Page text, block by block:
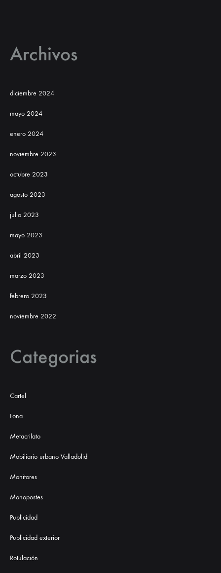
Archivos
diciembre 2024
mayo 2024
enero 2024
noviembre 2023
octubre 2023
agosto 2023
julio 2023
mayo 2023
abril 2023
marzo 2023
febrero 2023
noviembre 2022
Categorias
Cartel
Lona
Metacrilato
Mobiliario urbano Valladolid
Monitores
Monopostes
Publicidad
Publicidad exterior
Rotulación